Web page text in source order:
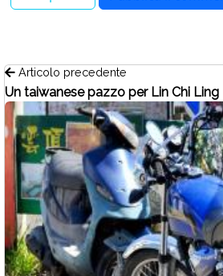
Articolo precedente
Un taiwanese pazzo per Lin Chi Ling